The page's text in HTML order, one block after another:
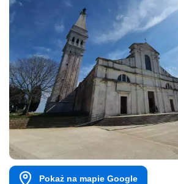
Pokaż na mapie Google